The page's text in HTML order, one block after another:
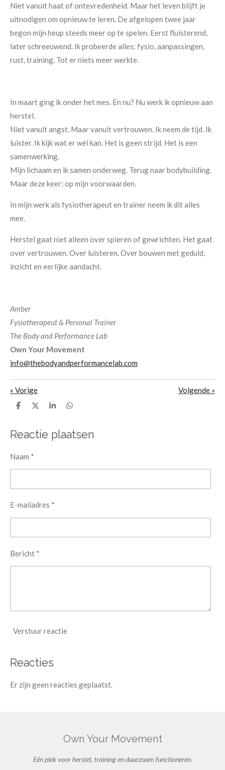
Niet vanuit haat of ontevredenheid. Maar het leven blijft je
uitnodigen om opnieuw te leren. De afgelopen twee jaar
begon mijn heup steeds meer op te spelen. Eerst fluisterend,
later schreeuwend. Ik probeerde alles: fysio, aanpassingen,
rust, training. Tot er niets meer werkte.
In maart ging ik onder het mes. En nu? Nu werk ik opnieuw aan
herstel.
Niet vanuit angst. Maar vanuit vertrouwen. Ik neem de tijd. Ik
luister. Ik kijk wat er wél kan. Het is geen strijd. Het is een
samenwerking.
Mijn lichaam en ik samen onderweg. Terug naar bodybuilding.
Maar deze keer: op mijn voorwaarden.
In mijn werk als fysiotherapeut en trainer neem ik dit alles
mee.
Herstel gaat niet alleen over spieren of gewrichten. Het gaat
over vertrouwen. Over luisteren. Over bouwen met geduld,
inzicht en eerlijke aandacht.
Amber
Fysiotherapeut & Personal Trainer
The Body and Performance Lab
Own Your Movement
info@thebodyandperformancelab.com
« Vorige Volgende »
D
e
n
D
l
S
r
e
D
e
n
Reactie plaatsen
Naam *
E-mailadres *
Bericht *
Verstuur reactie
Reacties
Er zijn geen reacties geplaatst.
Own Your Movement
Eén plek voor herstel, training en duurzaam functioneren.